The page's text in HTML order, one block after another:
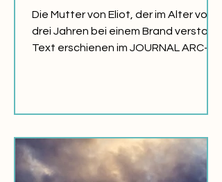
Die Mutter von Eliot, der im Alter von
drei Jahren bei einem Brand verstarb.
Text erschienen im JOURNAL ARC-